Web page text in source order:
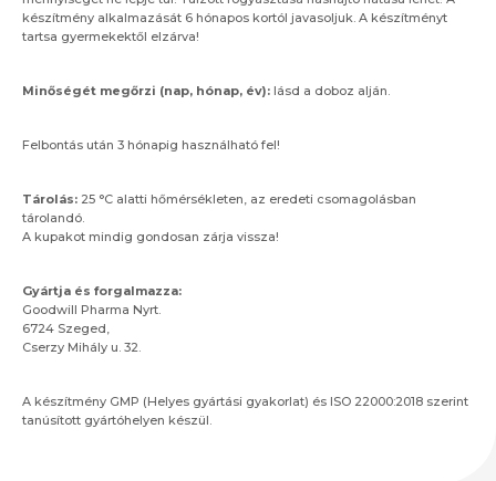
készítmény alkalmazását 6 hónapos kortól javasoljuk. A készítményt
tartsa gyermekektől elzárva!
Minőségét megőrzi (nap, hónap, év): lásd a doboz alján.
Felbontás után 3 hónapig használható fel!
Tárolás: 25 °C alatti hőmérsékleten, az eredeti csomagolásban
tárolandó.
A kupakot mindig gondosan zárja vissza!
Gyártja és forgalmazza:
Goodwill Pharma Nyrt.
6724 Szeged,
Cserzy Mihály u. 32.
A készítmény GMP (Helyes gyártási gyakorlat) és ISO 22000:2018 szerint
tanúsított gyártóhelyen készül.